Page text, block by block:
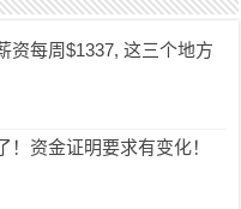
资每周$1337, 这三个地方
！资金证明要求有变化！